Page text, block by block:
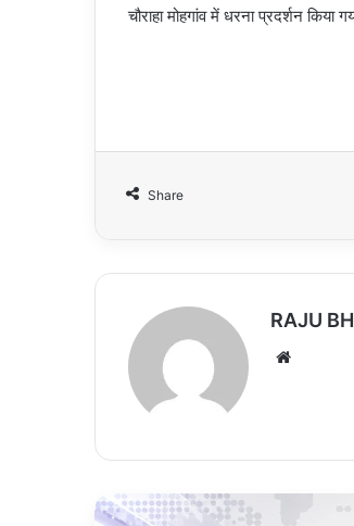
चौराहा मोहगांव में धरना प्रदर्शन किया
Share
RAJU